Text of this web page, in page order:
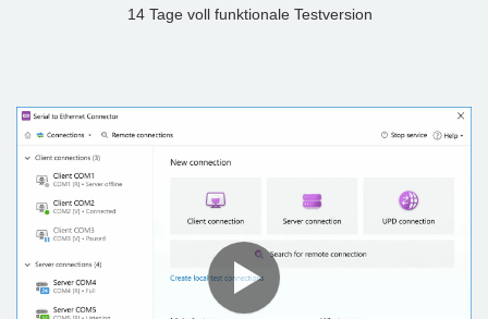
14 Tage voll funktionale Testversion